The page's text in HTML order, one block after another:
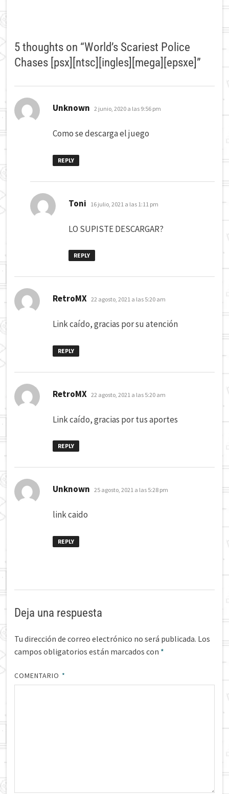
5 thoughts on “World’s Scariest Police
Chases [psx][ntsc][ingles][mega][epsxe] ”
Unknown dice:
2 junio, 2020 a las 9:56 pm
Como se descarga el juego
REPLY
Toni dice:
16 julio, 2021 a las 1:11 pm
LO SUPISTE DESCARGAR?
REPLY
RetroMX dice:
22 agosto, 2021 a las 5:20 am
Link caído, gracias por su atención
REPLY
RetroMX dice:
22 agosto, 2021 a las 5:20 am
Link caído, gracias por tus aportes
REPLY
Unknown dice:
25 agosto, 2021 a las 5:28 pm
link caido
REPLY
Deja una respuesta
Tu dirección de correo electrónico no será publicada. Los
campos obligatorios están marcados con *
COMENTARIO *